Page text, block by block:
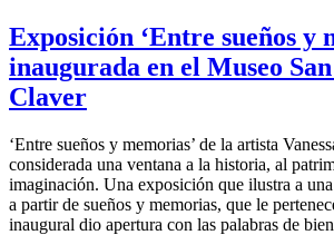
Exposición ‘Entre sueños y
inaugurada en el Museo
Claver
‘Entre sueños y memorias’ de la artista
considerada una ventana a la historia, al
imaginación. Una exposición que ilustra a
a partir de sueños y memorias, que le
inaugural dio apertura con las palabras de